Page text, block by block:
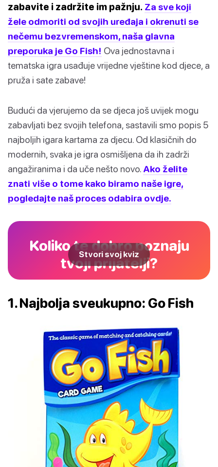
zabavite i zadržite im pažnju. Za sve koji
žele odmoriti od svojih uređaja i okrenuti se
nečemu bezvremenskom, naša glavna
preporuka je Go Fish! Ova jednostavna i
tematska igra usađuje vrijedne vještine kod djece, a
pruža i sate zabave!
Budući da vjerujemo da se djeca još uvijek mogu
zabavljati bez svojih telefona, sastavili smo popis 5
najboljih igara kartama za djecu. Od klasičnih do
modernih, svaka je igra osmišljena da ih zadrži
angažiranima i da uče nešto novo. Ako želite
znati više o tome kako biramo naše igre,
pogledajte naš proces odabira ovdje.
Koliko te dobro poznaju
tvoji prijatelji?
Stvori svoj kviz
1. Najbolja sveukupno: Go Fish